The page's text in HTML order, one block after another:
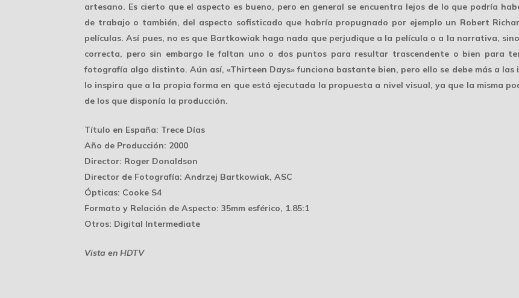
artesano. Es cierto que el aspecto es bueno, pero en general se encuentra lejosde lo que podría
de trabajo o también, del aspecto sofisticado que habría propugnado por ejemplo un Robert
películas. Así pues, no es que Bartkowiak haga nada que perjudique a la película o a la narrativa,
correcta, pero sin embargo le faltan uno o dos puntos para resultar trascendente o bien para
fotografía algo distinto. Aún así, «Thirteen Days» funciona bastante bien, pero ello se debe más a
lo inspira que a la propia forma en que está ejecutada la propuesta a nivel visual, ya que la misma
de los que disponía la producción.
Título en España: Trece Días
Año de Producción: 2000
Director: Roger Donaldson
Director de Fotografía: Andrzej Bartkowiak, ASC
Ópticas: Cooke S4
Formato y Relación de Aspecto: 35mm esférico, 1.85:1
Otros: Digital Intermediate
Vista en HDTV